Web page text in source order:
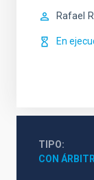
Rafael
En
TIPO
CON